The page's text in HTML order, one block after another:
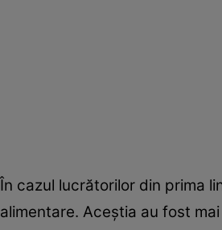
În cazul lucrătorilor din prima
alimentare. Aceştia au fost